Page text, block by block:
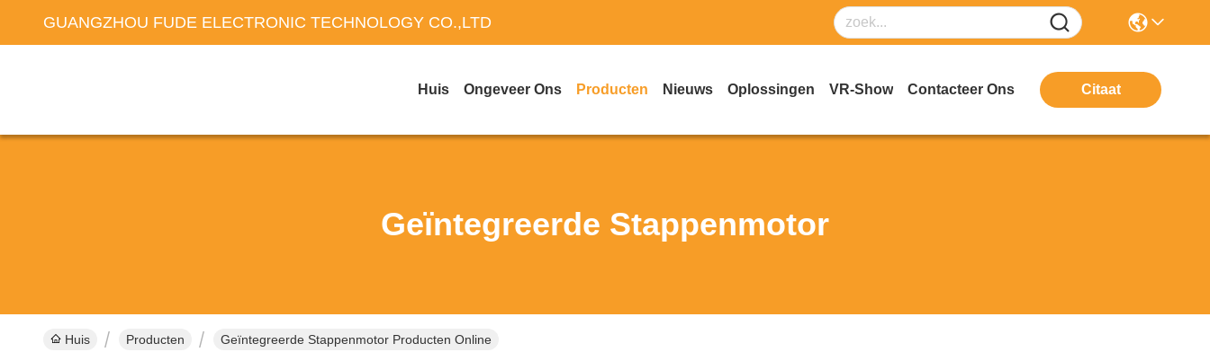
GUANGZHOU FUDE ELECTRONIC TECHNOLOGY CO.,LTD
Huis Ongeveer Ons Producten Nieuws Oplossingen VR-Show Contacteer Ons Citaat
Geïntegreerde Stappenmotor
Huis Producten Geïntegreerde Stappenmotor Producten Online